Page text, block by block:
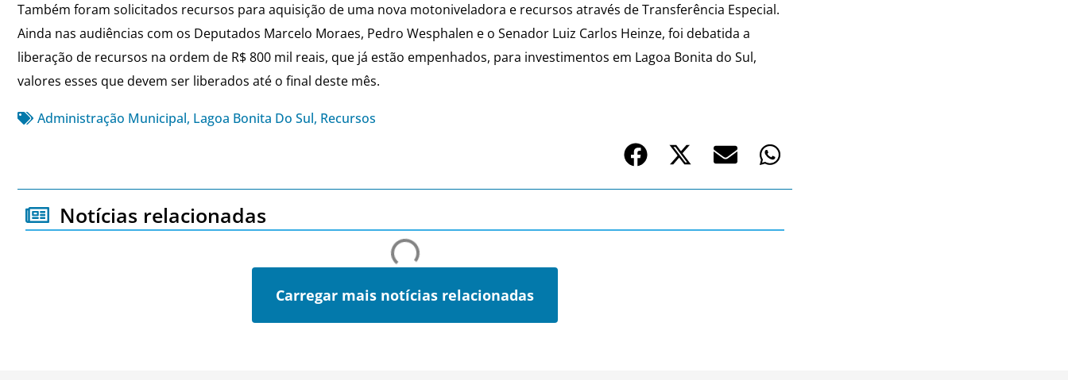
Também foram solicitados recursos para aquisição de uma nova motoniveladora e recursos através de Transferência Especial.
Ainda nas audiências com os Deputados Marcelo Moraes, Pedro Wesphalen e o Senador Luiz Carlos Heinze, foi debatida a
liberação de recursos na ordem de R$ 800 mil reais, que já estão empenhados, para investimentos em Lagoa Bonita do Sul,
valores esses que devem ser liberados até o final deste mês.
Administração Municipal, Lagoa Bonita Do Sul, Recursos
Notícias relacionadas
Carregar mais notícias relacionadas